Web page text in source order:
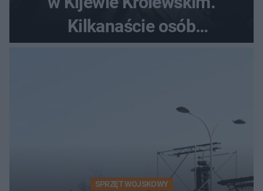
Kilkanaście osób
poszkodowanych, lądował
SPRZĘT WOJSKOWY